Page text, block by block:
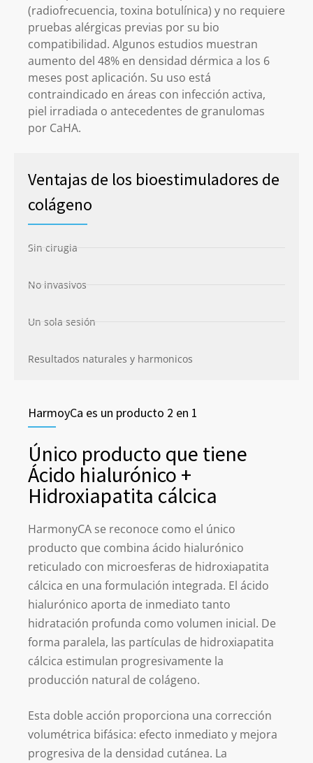
(radiofrecuencia, toxina botulínica) y no requiere
pruebas alérgicas previas por su bio
compatibilidad. Algunos estudios muestran
aumento del 48% en densidad dérmica a los 6
meses post aplicación. Su uso está
contraindicado en áreas con infección activa,
piel irradiada o antecedentes de granulomas
por CaHA.
Ventajas de los bioestimuladores de
colágeno
Sin cirugia
No invasivos
Un sola sesión
Resultados naturales y harmonicos
HarmoyCa es un producto 2 en 1
Único producto que tiene
Ácido hialurónico +
Hidroxiapatita cálcica
HarmonyCA se reconoce como el único
producto que combina ácido hialurónico
reticulado con microesferas de hidroxiapatita
cálcica en una formulación integrada. El ácido
hialurónico aporta de inmediato tanto
hidratación profunda como volumen inicial. De
forma paralela, las partículas de hidroxiapatita
cálcica estimulan progresivamente la
producción natural de colágeno.
Esta doble acción proporciona una corrección
volumétrica bifásica: efecto inmediato y mejora
progresiva de la densidad cutánea. La